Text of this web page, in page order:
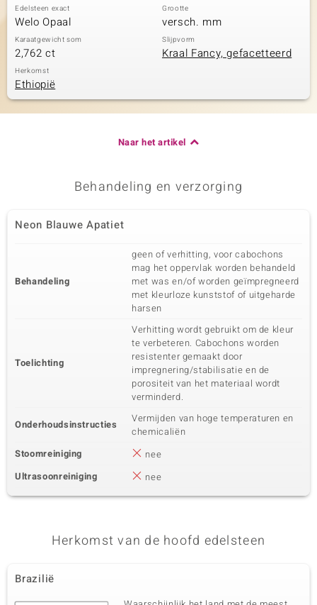
Edelsteen exact
Welo Opaal
Grootte
versch. mm
Karaatgewicht som
2,762 ct
Slijpvorm
Kraal Fancy, gefacetteerd
Herkomst
Ethiopië
Naar het artikel
Behandeling en verzorging
Neon Blauwe Apatiet
Behandeling
geen of verhitting, voor cabochons
mag het oppervlak worden behandeld
met was en/of worden geïmpregneerd
met kleurloze kunststof of uitgeharde
harsen
Toelichting
Verhitting wordt gebruikt om de kleur
te verbeteren. Cabochons worden
resistenter gemaakt door
impregnering/stabilisatie en de
porositeit van het materiaal wordt
verminderd.
Onderhoudsinstructies
Vermijden van hoge temperaturen en
chemicaliën
Stoomreiniging
nee
Ultrasoonreiniging
nee
Herkomst van de hoofd edelsteen
Brazilië